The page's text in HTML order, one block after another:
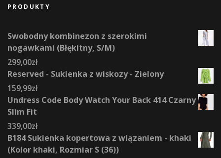
PRODUKTY
Swobodny kombinezon z szerokimi
nogawkami (Błękitny, S/M)
299,00zł
Reserved - Sukienka z wiskozy - Zielony
159,99zł
Undress Code Body Watch Your Back 414 Czarny
Slim Fit
339,00zł
B184 Sukienka kopertowa z wiązaniem - khaki
(Kolor khaki, Rozmiar S (36))